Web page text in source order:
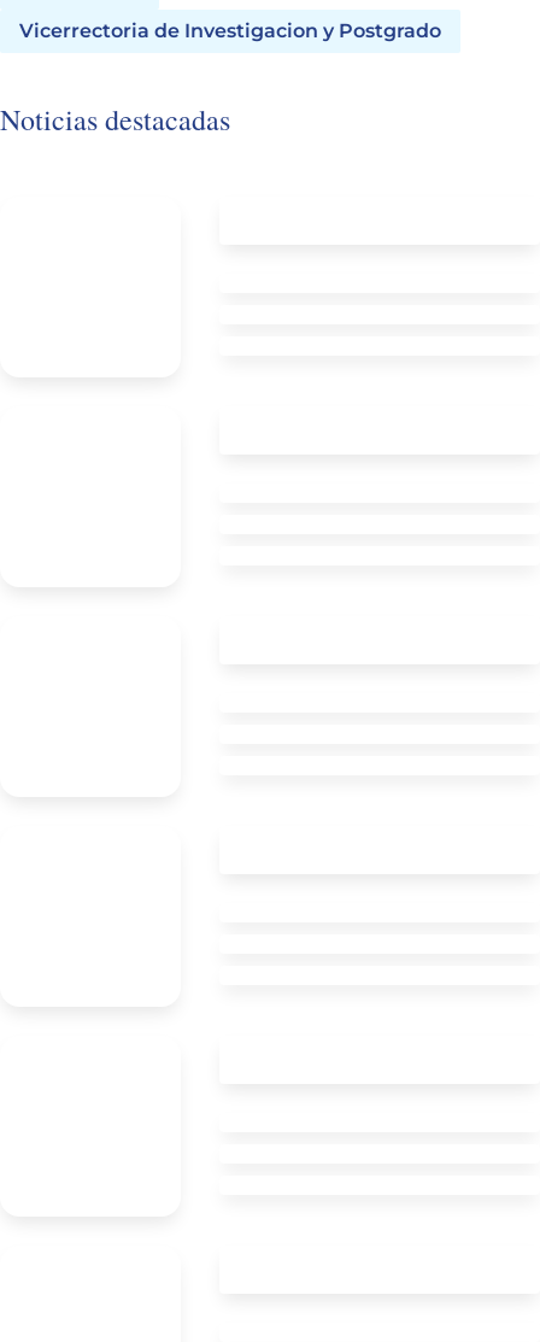
Vicerrectoria de Investigacion y Postgrado
Noticias destacadas